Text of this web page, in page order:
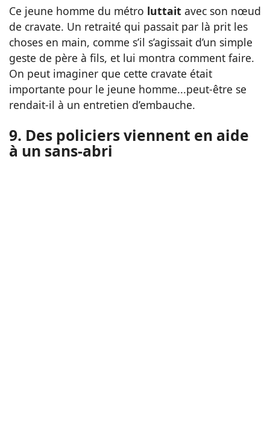
Ce jeune homme du métro luttait avec son nœud
de cravate. Un retraité qui passait par là prit les
choses en main, comme s’il s’agissait d’un simple
geste de père à fils, et lui montra comment faire.
On peut imaginer que cette cravate était
importante pour le jeune homme...peut-être se
rendait-il à un entretien d’embauche.
9. Des policiers viennent en aide
à un sans-abri